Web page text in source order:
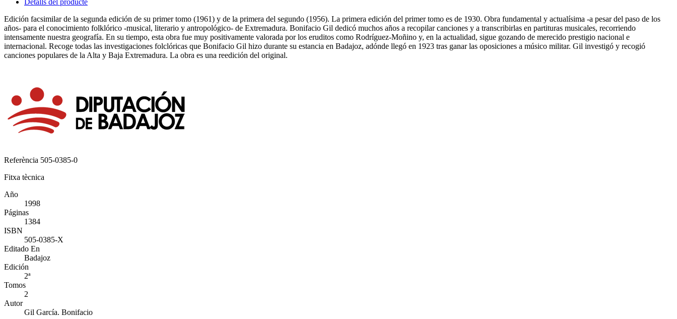
Detalls del producte
Edición facsimilar de la segunda edición de su primer tomo (1961) y de la primera del segundo (1956). La primera edición del primer tomo es de 1930. Obra fundamental y actualísima -a pesar del paso de los
años- para el conocimiento folklórico -musical, literario y antropológico- de Extremadura. Bonifacio Gil dedicó muchos años a recopilar canciones y a transcribirlas en partituras musicales, recorriendo
intensamente nuestra geografía. En su tiempo, esta obra fue muy positivamente valorada por los eruditos como Rodríguez-Moñino y, en la actualidad, sigue gozando de merecido prestigio nacional e
internacional. Recoge todas las investigaciones folclóricas que Bonifacio Gil hizo durante su estancia en Badajoz, adónde llegó en 1923 tras ganar las oposiciones a músico militar. Gil investigó y recogió
canciones populares de la Alta y Baja Extremadura. La obra es una reedición del original.
Referència 505-0385-0
Fitxa tècnica
Año
1998
Páginas
1384
ISBN
505-0385-X
Editado En
Badajoz
Edición
2ª
Tomos
2
Autor
Gil García. Bonifacio